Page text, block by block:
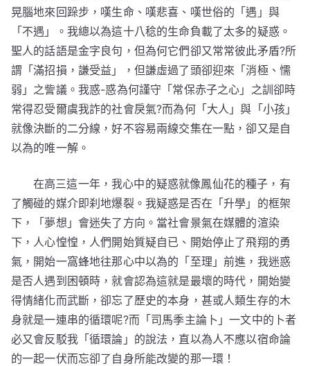
晃腦地來回跺步，嘆生命、嘆悲喜、嘆世俗的「遇」與
「不遇」。我總以為這十八稔的生命負載了太多的疑惑。
聖人的話語是金字良句，但為何它們卻又常常彼此矛盾?所
謂「滿招損，謙受益」，但謙虛過了頭卻迎來「消極、懦
弱」之訾議。我惑-惑為何謹守「常保赤子之心」之訓卻時
常得忍受爾虞我詐的社會戾氣?而為何「大人」與「小孩」
就像決斷的二分線，好不容易兩線交集在一點，卻又是自
以為的唯一解。
在高三這一年，我心中的疑惑就像鳳仙花的種子，有
了觸碰的媒介即刹地爆裂。我疑惑是否在「升學」的框架
下，「夢想」會迷失了方向。當社會景氣在媒體的渲染
下，人心惶惶，人們開始質疑自已、開始停止了飛翔的勇
氣，開始一窩蜂地往那心中以為的「至理」前進，我迷惑
是否人遇到困頓時，就會認為這就是最壞的時代，開始變
得情緒化而武斷，卻忘了歷史的本身，甚或人類生存的木
身就是一連串的循環呢?而「司馬季主論卜」一文中的卜者
必又會反駁我「循環論」的說法，直以為人不應以宿命論
的一起一伏而忘卻了自身所能改變的那一環！